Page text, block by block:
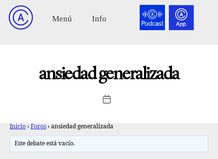
ansiedad generalizada
Inicio › Foros › ansiedad generalizada
Este debate está vacío.